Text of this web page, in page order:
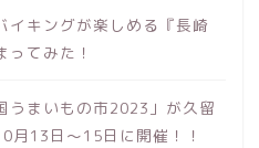
イキングが楽しめる『長崎
ってみた！
うまいもの市2023」が久留
月13日～15日に開催！！